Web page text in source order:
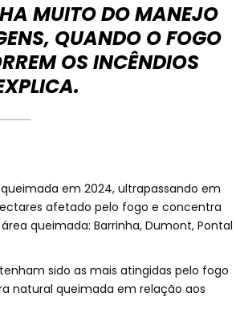
MUITO DO MANEJO
QUANDO O FOGO
OS INCÊNDIOS
em 2024, ultrapassando em
afetado pelo fogo e concentra
queimada: Barrinha, Dumont, Pontal
sido as mais atingidas pelo fogo
natural queimada em relação aos